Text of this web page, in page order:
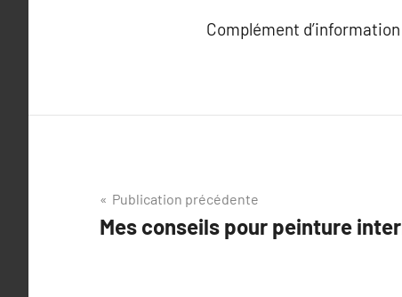
Complément
Navigation
de
Publication précédente
Mes conseils pour peinture